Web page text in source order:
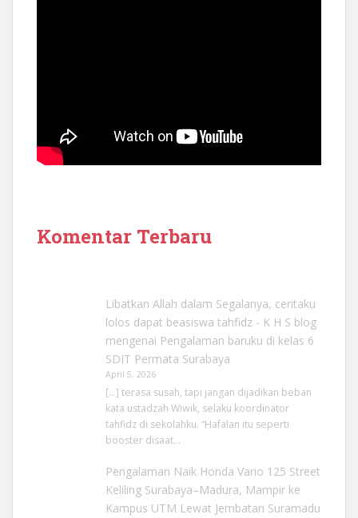
Komentar Terbaru
Libatkan Allah dalam Segalanya, ceritaku
lolos dapat beasiswa tahfidz - K H S blog
mengenai Pengalaman baruku di kelas 6
SDIT Permata Surabaya
April 5, 2026
[…] terasa susah, tapi jangan dijadikan beban
kata ustadzah Wiwik, selaku koordinator
tahfidz di sekolahku. “Hafalan itu seperti
booster disaat…
Pengalaman Naik Honda Vario 125 Street
Keliling Surabaya–Madura, Mampir ke
Kampus UTM Lewat Jembatan Suramadu